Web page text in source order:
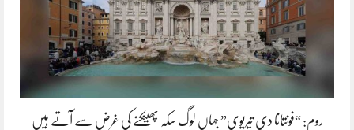
روم: “فونتانا دی تیریوی” جہاں لوگ سکہ پھینکنے کی غرض سے آتے ہیں